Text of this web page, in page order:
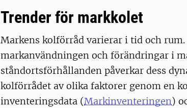
Trender för markkolet
Markens kolförråd varierar i tid och rum.
markanvändningen och förändringar i
ståndortsförhållanden påverkar dess
kolförrådet av olika faktorer genom en
inventeringsdata (Markinventeringen)